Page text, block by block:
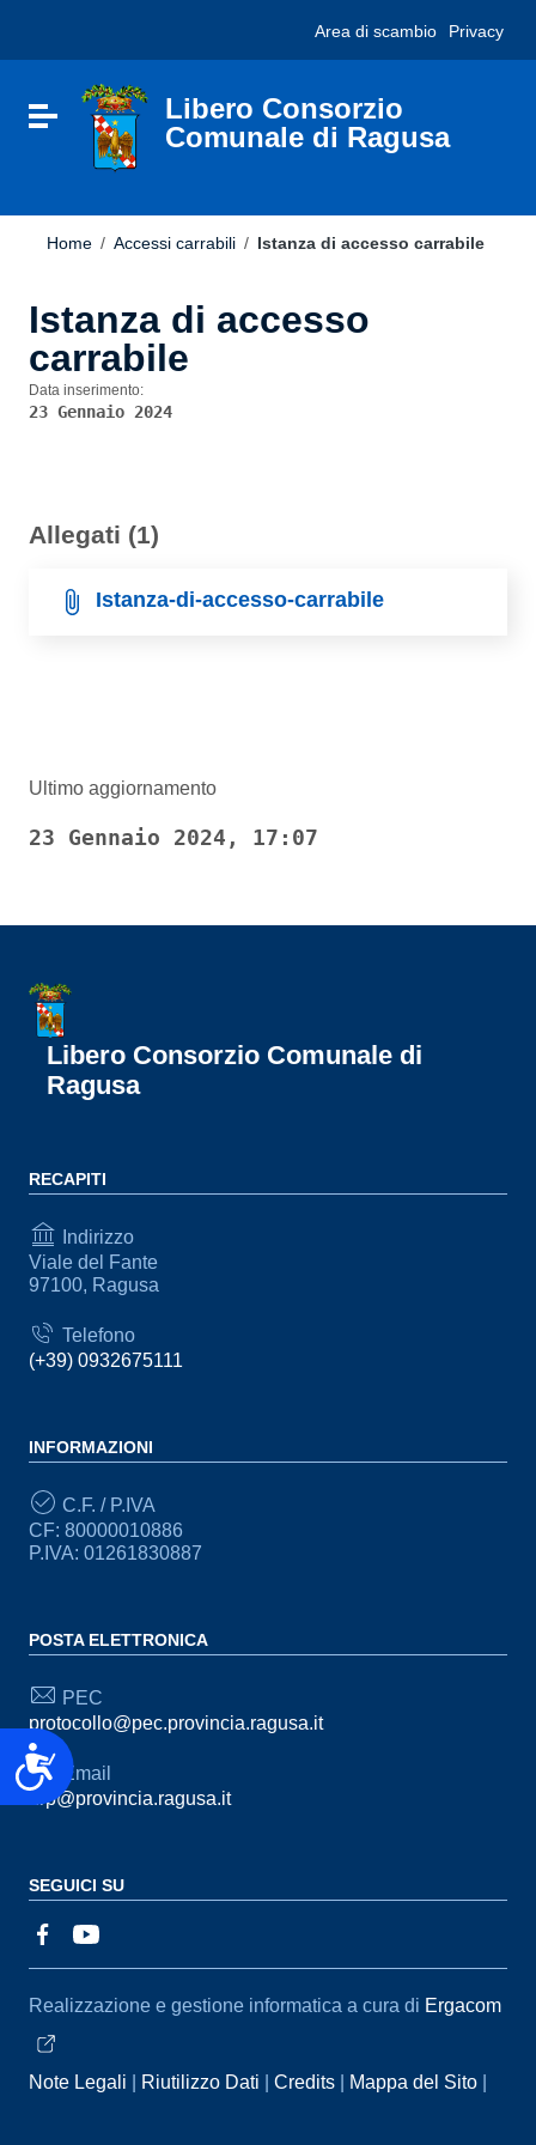
sito
include
Accessibilità
Vai al footer
Area di scambio Privacy
Attiva / disattiva la navigazione
Libero Consorzio
Comunale di Ragusa
Home / Accessi carrabili / Istanza di accesso carrabile
Istanza di accesso
carrabile
Data inserimento:
23 Gennaio 2024
Allegati (1)
Istanza-di-accesso-carrabile
Ultimo aggiornamento
23 Gennaio 2024, 17:07
Libero Consorzio Comunale di
Ragusa
RECAPITI
Indirizzo
Viale del Fante
97100, Ragusa
Telefono
(+39) 0932675111
INFORMAZIONI
C.F. / P.IVA
CF: 80000010886
P.IVA: 01261830887
POSTA ELETTRONICA
PEC
protocollo@pec.provincia.ragusa.it
Email
urp@provincia.ragusa.it
SEGUICI SU
Sezione Link Utili
Realizzazione e gestione informatica a cura di Ergacom
Note Legali Riutilizzo Dati Credits
Mappa del Sito